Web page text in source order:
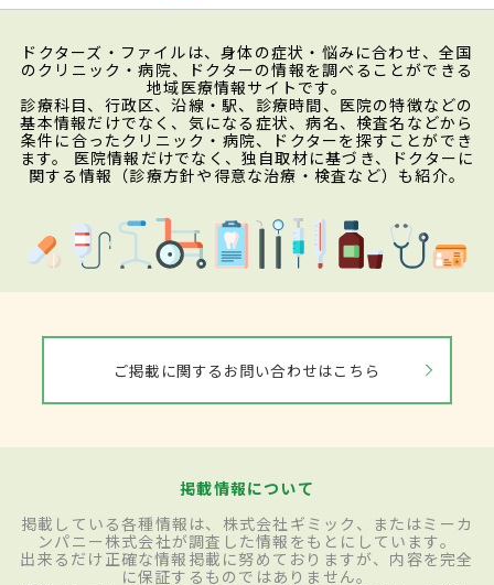
ドクターズ・ファイルは、身体の症状・悩みに合わせ、全国
のクリニック・病院、ドクターの情報を調べることができる
地域医療情報サイトです。
診療科目、行政区、沿線・駅、診療時間、医院の特徴などの
基本情報だけでなく、気になる症状、病名、検査名などから
条件に合ったクリニック・病院、ドクターを探すことができ
ます。 医院情報だけでなく、独自取材に基づき、ドクターに
関する情報（診療方針や得意な治療・検査など）も紹介。
ご掲載に関するお問い合わせはこちら
掲載情報について
掲載している各種情報は、株式会社ギミック、またはミーカ
ンパニー株式会社が調査した情報をもとにしています。
出来るだけ正確な情報掲載に努めておりますが、内容を完全
に保証するものではありません。